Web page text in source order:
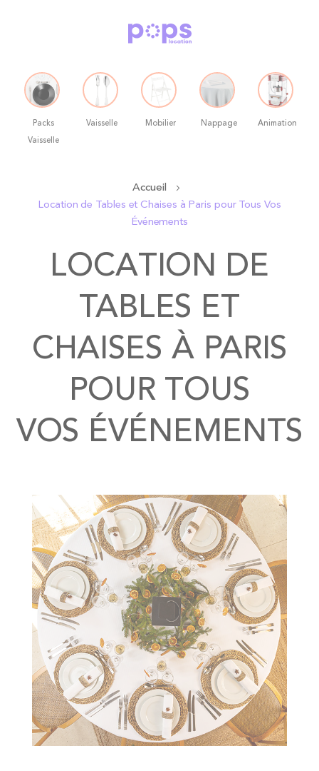
Packs
Vaisselle
Vaisselle Mobilier Nappage Animation
Accueil
Location de Tables et Chaises à Paris pour Tous Vos
Événements
LOCATION DE
TABLES ET
CHAISES À PARIS
POUR TOUS
VOS ÉVÉNEMENTS